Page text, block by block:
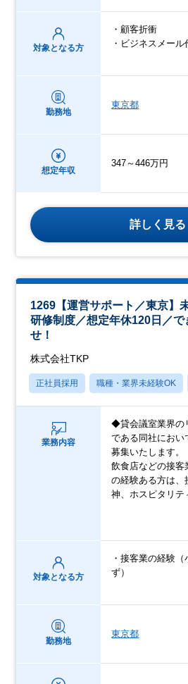
対象となる方
・顧客折衝
・ビジネスメール
勤務地
東京都
想定年収
347～446万円
詳しく見る
1269【運営サポート／東京】
研修制度／想定年休120日／
せ！
株式会社TKP
正社員採用 職種・業界未経験OK
業務内容
◆貸会議室業界の
である同社におい
募集いたします。
飲食店などの接客
の経験ある方は、
神、ホスピタリテ
対象となる方
・接客業の経験
ず）
勤務地
東京都